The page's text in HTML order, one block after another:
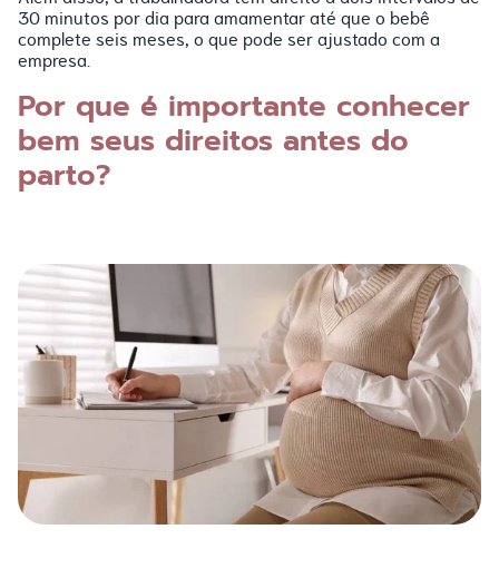
30 minutos por dia para amamentar até que o bebê
complete seis meses, o que pode ser ajustado com a
empresa.
Por que é importante conhecer
bem seus direitos antes do
parto?